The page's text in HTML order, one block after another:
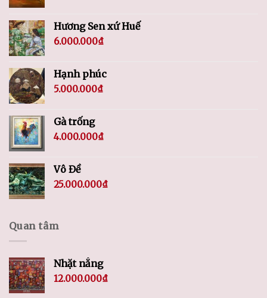
Hương Sen xứ Huế
6.000.000₫
Hạnh phúc
5.000.000₫
Gà trống
4.000.000₫
Vô Đề
25.000.000₫
Quan tâm
Nhặt nắng
12.000.000₫